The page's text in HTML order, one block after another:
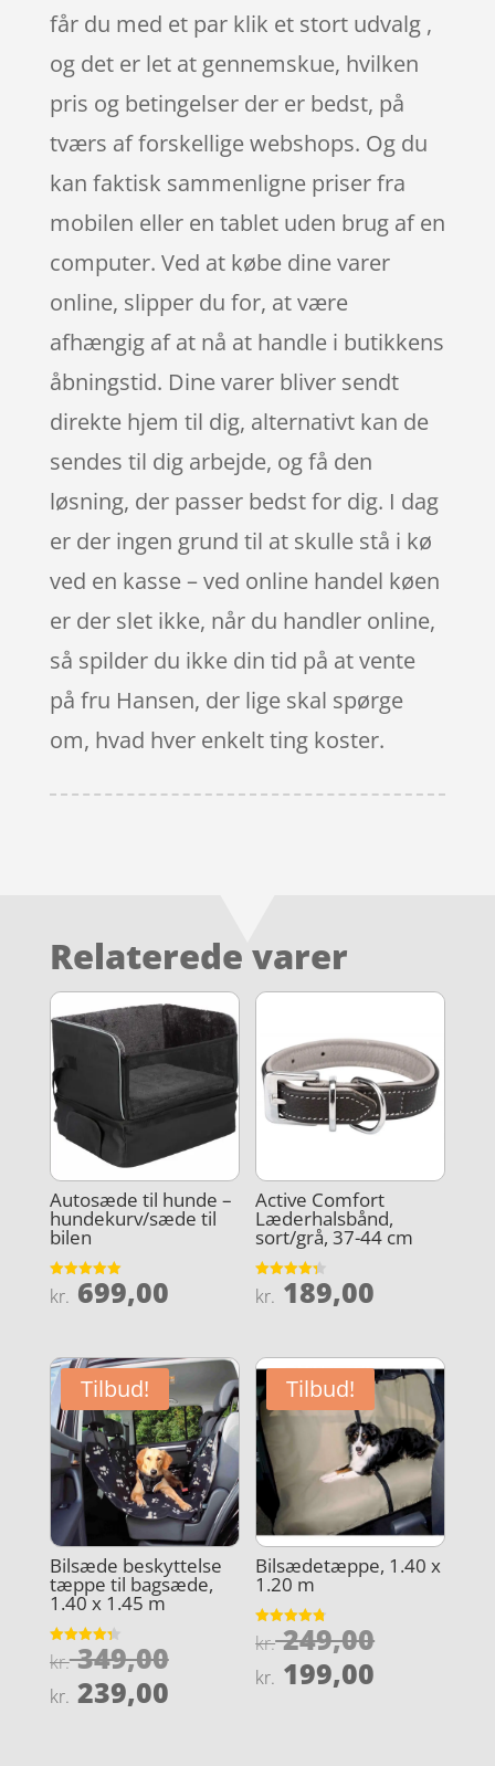
får du med et par klik et stort udvalg ,
og det er let at gennemskue, hvilken
pris og betingelser der er bedst, på
tværs af forskellige webshops. Og du
kan faktisk sammenligne priser fra
mobilen eller en tablet uden brug af en
computer. Ved at købe dine varer
online, slipper du for, at være
afhængig af at nå at handle i butikkens
åbningstid. Dine varer bliver sendt
direkte hjem til dig, alternativt kan de
sendes til dig arbejde, og få den
løsning, der passer bedst for dig. I dag
er der ingen grund til at skulle stå i kø
ved en kasse – ved online handel køen
er der slet ikke, når du handler online,
så spilder du ikke din tid på at vente
på fru Hansen, der lige skal spørge
om, hvad hver enkelt ting koster.
Relaterede varer
Autosæde til hunde –
hundekurv/sæde til
bilen
Vurderet
5
kr. 699,00
Active Comfort
Læderhalsbånd,
sort/grå, 37-44 cm
Vurderet
4.3
kr. 189,00
Tilbud!
Bilsæde beskyttelse
tæppe til bagsæde,
1.40 x 1.45 m
Vurderet
4.3
kr.349,00Den
oprindelige
kr. 239,00Den
Tilbud!
Bilsædetæppe, 1.40 x
1.20 m
Vurderet
4.8
kr.249,00Den
kr. 199,00